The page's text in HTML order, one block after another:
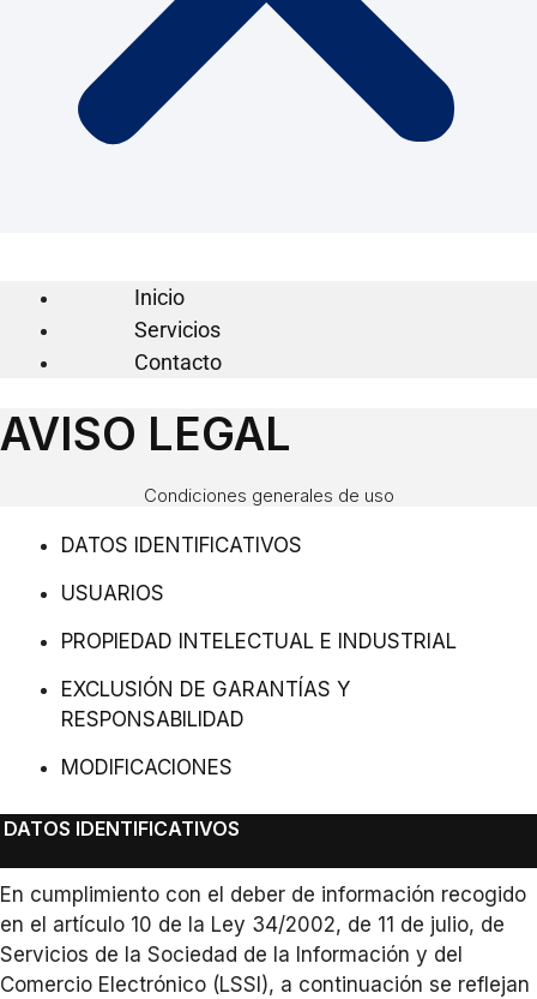
Inicio
Servicios
Contacto
AVISO LEGAL
Condiciones generales de uso
DATOS IDENTIFICATIVOS
USUARIOS
PROPIEDAD INTELECTUAL E INDUSTRIAL
EXCLUSIÓN DE GARANTÍAS Y
RESPONSABILIDAD
MODIFICACIONES
DATOS IDENTIFICATIVOS
En cumplimiento con el deber de información recogido
en el artículo 10 de la Ley 34/2002, de 11 de julio, de
Servicios de la Sociedad de la Información y del
Comercio Electrónico (LSSI), a continuación se reflejan